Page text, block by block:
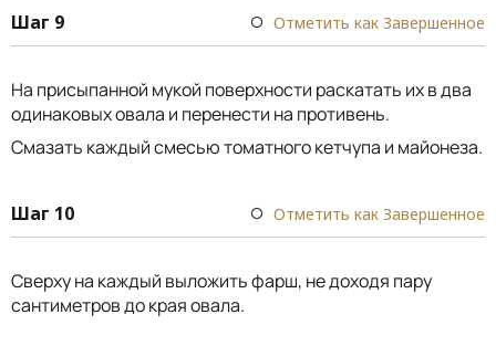
Шаг 9 Отметить как Завершенное
На присыпанной мукой поверхности раскатать их в два
одинаковых овала и перенести на противень.
Смазать каждый смесью томатного кетчупа и майонеза.
Шаг 10 Отметить как Завершенное
Сверху на каждый выложить фарш, не доходя пару
сантиметров до края овала.